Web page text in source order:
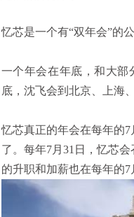
忆芯是一个有“双年会”的
一个年会在年底，和大部
底，沈飞会到北京、上海
忆芯真正的年会在每年的7
了。每年7月31日，忆芯
的升职和加薪也在每年的7